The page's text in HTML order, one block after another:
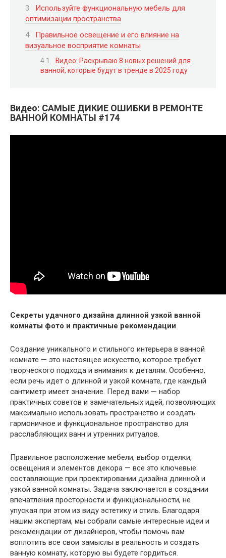
Используйте функциональную мебель для
оптимизации пространства
Правильное освещение и его влияние на
визуальное восприятие комнаты
Видео: Раскрываю 8 новых решений для
ванной, которые будут в тренде в 2025 году
Видео: САМЫЕ ДИКИЕ ОШИБКИ В РЕМОНТЕ
ВАННОЙ КОМНАТЫ #174
Секреты удачного дизайна длинной узкой ванной
комнаты фото и практичные рекомендации
Создание уникального и стильного интерьера в ванной
комнате — это настоящее искусство, которое требует
творческого подхода и внимания к деталям. Особенно,
если речь идет о длинной и узкой комнате, где каждый
сантиметр имеет значение. Перед вами — набор
практичных советов и замечательных идей, позволяющих
максимально использовать пространство и создать
гармоничное и функциональное пространство для
расслабляющих ванн и утренних ритуалов.
Правильное расположение мебели, выбор отделки,
освещения и элементов декора — все это ключевые
составляющие при проектировании дизайна длинной и
узкой ванной комнаты. Задача заключается в создании
впечатления просторности и функциональности, не
упуская при этом из виду эстетику и стиль. Благодаря
нашим экспертам, мы собрали самые интересные идеи и
рекомендации от дизайнеров, чтобы помочь вам
воплотить все свои замыслы в реальность и создать
ванную комнату, которую вы будете гордиться.